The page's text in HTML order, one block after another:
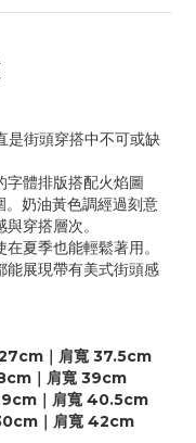
是街頭穿搭中不可或缺
字體排版搭配火焰圖
奶油黃色調經過刻意
穿搭層次。
夏季也能輕鬆著用。
能展現帶有美式街頭感
｜肩寬 37.5cm
｜肩寬 39cm
｜肩寬 40.5cm
｜肩寬 42cm